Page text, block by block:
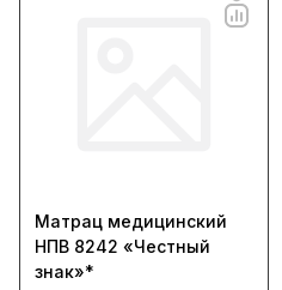
Матрац медицинский
НПВ 8242 «Честный
знак»*